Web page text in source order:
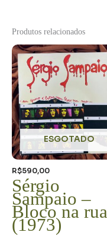
Produtos relacionados
ESGOTADO
R$590,00
Sérgio
Sampaio –
Bloco na rua
(1973)